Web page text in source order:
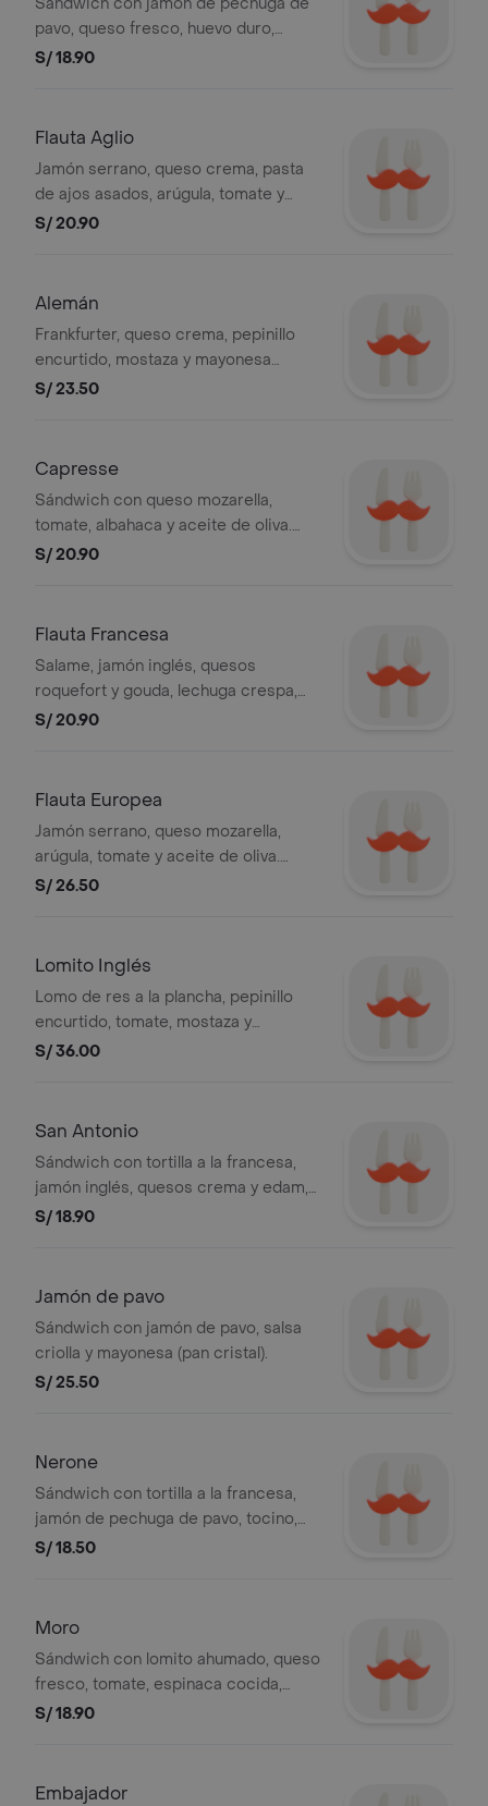
pavo, queso fresco, huevo duro,
tomate y mayonesa. (ciabatta integral)
S/ 18.90
Flauta Aglio
Jamón serrano, queso crema, pasta
de ajos asados, arúgula, tomate y
aceite de oliva. (flauta).
S/ 20.90
Alemán
Frankfurter, queso crema, pepinillo
encurtido, mostaza y mayonesa
(espiga blanco con chía).
S/ 23.50
Capresse
Sándwich con queso mozarella,
tomate, albahaca y aceite de oliva.
(Ciabatta Integral)
S/ 20.90
Flauta Francesa
Salame, jamón inglés, quesos
roquefort y gouda, lechuga crespa,
tomate y mayonesa. (Flauta)
S/ 20.90
Flauta Europea
Jamón serrano, queso mozarella,
arúgula, tomate y aceite de oliva.
(flauta).
S/ 26.50
Lomito Inglés
Lomo de res a la plancha, pepinillo
encurtido, tomate, mostaza y
mayonesa.
S/ 36.00
San Antonio
Sándwich con tortilla a la francesa,
jamón inglés, quesos crema y edam,
tomate y crema de palta. (Espiga
S/ 18.90
Jamón de pavo
Sándwich con jamón de pavo, salsa
criolla y mayonesa (pan cristal).
S/ 25.50
Nerone
Sándwich con tortilla a la francesa,
jamón de pechuga de pavo, tocino,
quesos crema y edam, tomate y
S/ 18.50
Moro
Sándwich con lomito ahumado, queso
fresco, tomate, espinaca cocida,
aceite de oliva y mayonesa. (Ciabatta
S/ 18.90
Embajador